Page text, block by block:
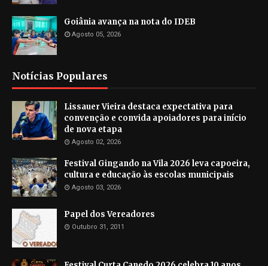
Goiânia avança na nota do IDEB
Agosto 05, 2026
Notícias Populares
Lissauer Vieira destaca expectativa para
convenção e convida apoiadores para início
de nova etapa
Agosto 02, 2026
Festival Gingando na Vila 2026 leva capoeira,
cultura e educação às escolas municipais
Agosto 03, 2026
Papel dos Vereadores
Outubro 31, 2011